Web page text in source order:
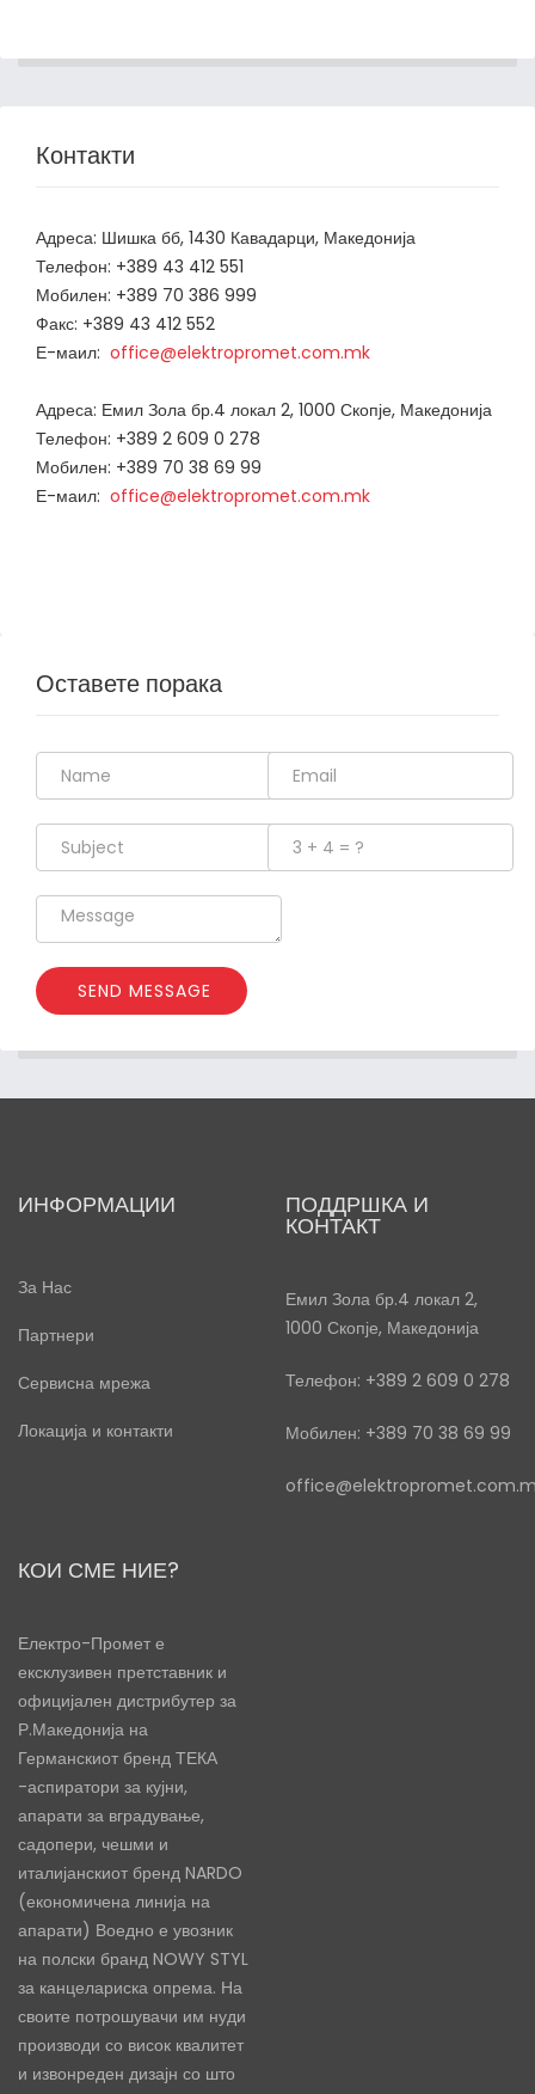
Контакти
Адреса: Шишка бб, 1430 Кавадарци, Македонија
Телефон: +389 43 412 551
Мобилен: +389 70 386 999
Факс: +389 43 412 552
Е-маил: office@elektropromet.com.mk
Адреса: Емил Зола бр.4 локал 2, 1000 Скопје, Македонија
Телефон: +389 2 609 0 278
Мобилен: +389 70 38 69 99
Е-маил: office@elektropromet.com.mk
Оставете порака
SEND MESSAGE
ИНФОРМАЦИИ
За Нас
Партнери
Сервисна мрежа
Локација и контакти
ПОДДРШКА И
КОНТАКТ
Емил Зола бр.4 локал 2,
1000 Скопје, Македонија
Телефон: +389 2 609 0 278
Мобилен: +389 70 38 69 99
КОИ СМЕ НИЕ?
Електро-Промет е
ексклузивен претставник и
официјален дистрибутер за
Р.Македонија на
Германскиот бренд ТЕКА
-аспиратори за кујни,
апарати за вградување,
садопери, чешми и
италијанскиот бренд NARDO
(економичена линија на
апарати) Воедно е увозник
на полски бранд NOWY STYL
за канцелариска опрема. На
своите потрошувачи им нуди
производи со висок квалитет
и извонреден дизајн со што